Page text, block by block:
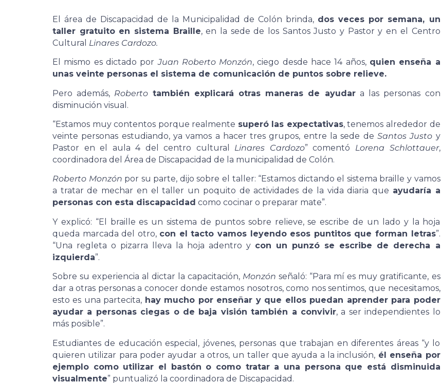
El área de Discapacidad de la Municipalidad de Colón brinda, dos veces por semana, un
taller gratuito en sistema Braille, en la sede de los Santos Justo y Pastor y en el Centro
Cultural Linares Cardozo.
El mismo es dictado porJuan Roberto Monzón, ciego desde hace 14 años, quien enseña a
unas veinte personas el sistema de comunicación de puntos sobre relieve.
Pero además, Roberto también explicará otras maneras de ayudara las personas con
disminución visual.
“Estamos muy contentos porque realmente superó las expectativas, tenemos alrededor de
veinte personas estudiando, ya vamos a hacer tres grupos, entre la sede de Santos Justo y
Pastor en el aula 4 del centro cultural Linares Cardozo” comentó Lorena Schlottauer,
coordinadora del Área de Discapacidad de la municipalidad de Colón.
Roberto Monzón por su parte, dijo sobre el taller: “Estamos dictando el sistema braille y vamos
a tratar de mechar en el taller un poquito de actividades de la vida diaria que ayudaría a
personas con esta discapacidad como cocinar o preparar mate”.
Y explicó: “El braille es un sistema de puntos sobre relieve, se escribe de un lado y la hoja
queda marcada del otro, con el tacto vamos leyendo esos puntitos que forman letras”.
“Una regleta o pizarra lleva la hoja adentro y con un punzó se escribe de derecha a
izquierda”.
Sobre su experiencia al dictar la capacitación, Monzón señaló: “Para mí es muy gratificante, es
dar a otras personas a conocer donde estamos nosotros, como nos sentimos, que necesitamos,
esto es una partecita, hay mucho por enseñar y que ellos puedan aprender para poder
ayudar a personas ciegas o de baja visión también a convivir, a ser independientes lo
más posible”.
Estudiantes de educación especial, jóvenes, personas que trabajan en diferentes áreas “y lo
quieren utilizar para poder ayudar a otros, un taller que ayuda a la inclusión, él enseña por
ejemplo como utilizar el bastón o como tratar a una persona que está disminuida
visualmente” puntualizó la coordinadora de Discapacidad.